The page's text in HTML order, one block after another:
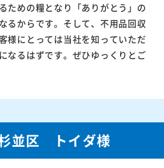
ための糧となり「ありがとう」の
るからです。そして、不用品回収
様にとっては当社を知っていただ
なるはずです。ぜひゆっくりとご
並区 トイダ様